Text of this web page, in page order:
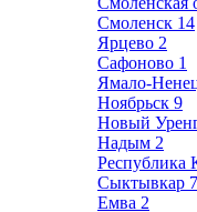
Смоленск 14
Ярцево 2
Сафоново 1
Ямало-
Ноябрьск 9
Новый
Надым 2
Республика
Сыктывкар 7
Емва 2